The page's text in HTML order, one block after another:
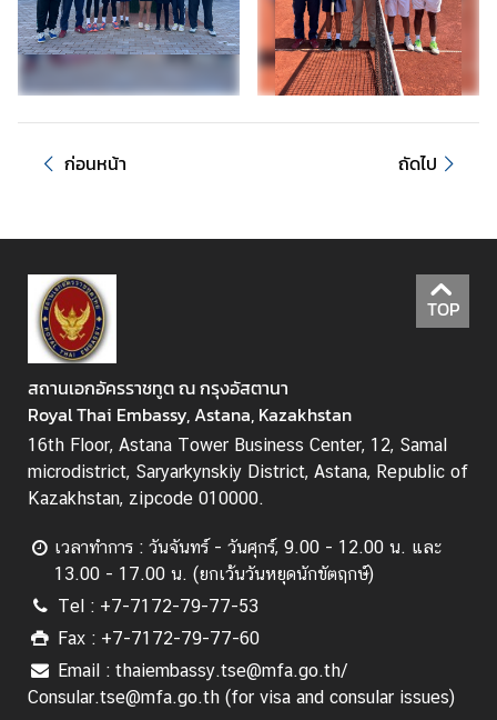
ข้
อ
มู
ล
สำ
ค
ไ
ท
ย
ช่
อ
ง
ท
ง
ก
า
ร
ติ
ด
ต่
ก่อนหน้า ถัดไป
TOP
สถานเอกอัครราชทูต ณ กรุงอัสตานา
Royal Thai Embassy, Astana, Kazakhstan
16th Floor, Astana Tower Business Center, 12, Samal
microdistrict, Saryarkynskiy District, Astana, Republic of
Kazakhstan, zipcode 010000.
เวลาทำการ : วันจันทร์ - วันศุกร์, 9.00 - 12.00 น. และ
13.00 - 17.00 น. (ยกเว้นวันหยุดนักขัตฤกษ์)
Tel : +7-7172-79-77-53
Fax : +7-7172-79-77-60
Email : thaiembassy.tse@mfa.go.th/
Consular.tse@mfa.go.th (for visa and consular issues)